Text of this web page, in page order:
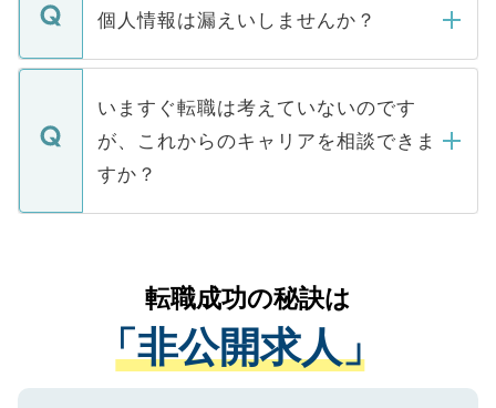
■応募殺到を避けるため 人気のある医療機
関を公にしてしまうと、応募が殺到する場
に、医療機関が求める条件に合った人材の
みを人材紹介会社に依頼するケースが増え
ています。
ん。また、仮に応募先から内定をいただい
定を承諾する必要はありません。内定先へ
の辞退の連絡はキャリアパートナーが行い
個人情報は漏えいしませんか？
個人情報が漏えいすることはありませんの
で、ご安心ください。当サイトからの登録
などで収集したご登録者様の個人情報は、
ご本人のキャリアアップおよび転職活動の
支援を目的に使用いたします。お預かりし
ているすべての個人データはご本人の許可
は、個人情報の取り扱いについての厳密な
管理基準を満たした事業者のみに付与され
る、プライバシーマークを取得済みです。
いますぐ転職は考えていないのです
が、これからのキャリアを相談できま
すか？
かがいして、現在の医療機関の状況や紹介
経験をまじえながら、適切なアドバイスを
させていただきます。すぐにご転職をされ
ない方には、長期的なサポートが可能です
ので、まずはご登録ください。
転職成功の秘訣は
「非公開求人」